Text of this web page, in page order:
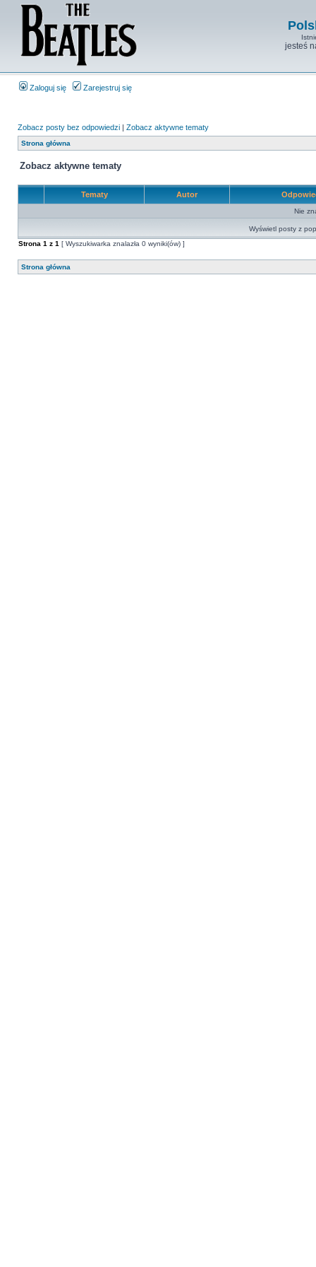
jesteś
Zaloguj się Zarejestruj się
Zobacz posty bez odpowiedzi | Zobacz aktywne tematy
Strona główna
Zobacz aktywne tematy
Tematy Autor
Nie
Wyświetl posty z
Strona 1 z 1 [ Wyszukiwarka znalazła 0 wyniki(ów) ]
Strona główna